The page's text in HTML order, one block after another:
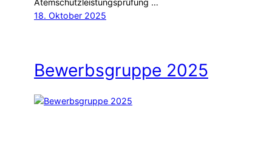
18. Oktober 2025
Bewerbsgruppe 2025